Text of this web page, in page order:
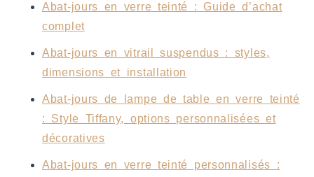
Abat-jours en verre teinté : Guide d’achat
complet
Abat-jours en vitrail suspendus : styles,
dimensions et installation
Abat-jours de lampe de table en verre teinté
: Style Tiffany, options personnalisées et
décoratives
Abat-jours en verre teinté personnalisés :